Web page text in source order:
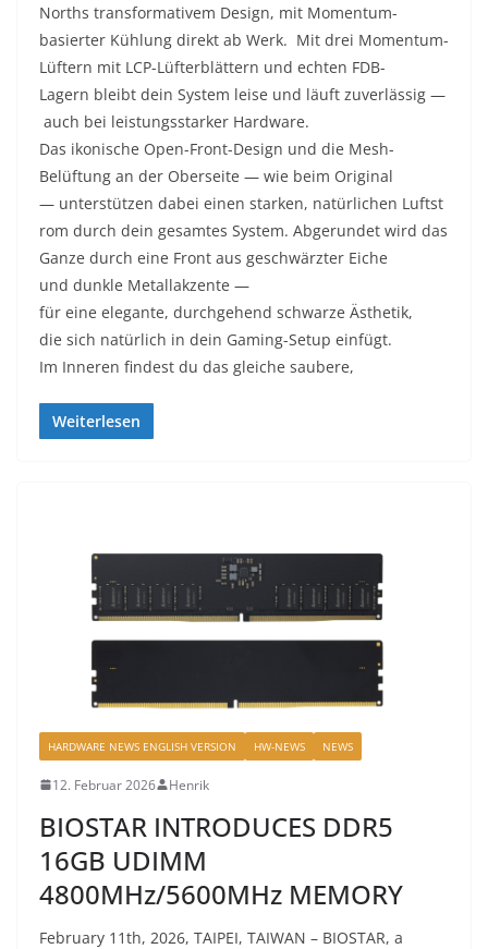
Norths transformativem Design, mit Momentum-
basierter Kühlung direkt ab Werk. Mit drei Momentum-
Lüftern mit LCP-Lüfterblättern und echten FDB-
Lagern bleibt dein System leise und läuft zuverlässig —
auch bei leistungsstarker Hardware.
Das ikonische Open-Front-Design und die Mesh-
Belüftung an der Oberseite — wie beim Original
— unterstützen dabei einen starken, natürlichen Luftst
rom durch dein gesamtes System. Abgerundet wird das
Ganze durch eine Front aus geschwärzter Eiche
und dunkle Metallakzente —
für eine elegante, durchgehend schwarze Ästhetik,
die sich natürlich in dein Gaming-Setup einfügt.
Im Inneren findest du das gleiche saubere,
Weiterlesen
HARDWARE NEWS ENGLISH VERSION HW-NEWS NEWS
12. Februar 2026 Henrik
BIOSTAR INTRODUCES DDR5
16GB UDIMM
4800MHz/5600MHz MEMORY
February 11th, 2026, TAIPEI, TAIWAN – BIOSTAR, a